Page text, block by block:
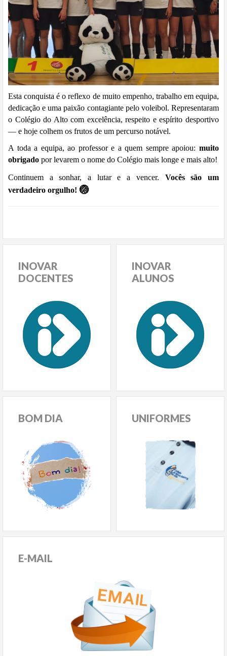
Esta conquista é o reflexo de muito empenho, trabalho em equipa,
dedicação e uma paixão contagiante pelo voleibol. Representaram
o Colégio do Alto com excelência, respeito e espírito desportivo
— e hoje colhem os frutos de um percurso notável.
A toda a equipa, ao professor e a quem sempre apoiou: muito
obrigado por levarem o nome do Colégio mais longe e mais alto!
Continuem a sonhar, a lutar e a vencer. Vocês são um
verdadeiro orgulho! 🏐
INOVAR
DOCENTES
BOM DIA
INOVAR
ALUNOS
UNIFORMES
E-MAIL